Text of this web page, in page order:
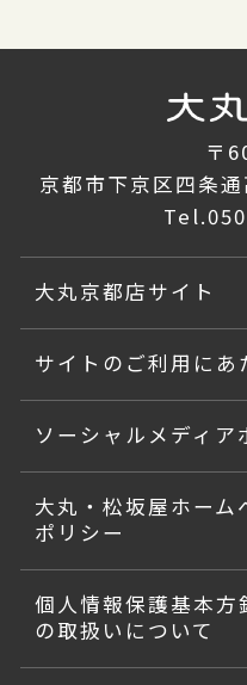
〒
京都市下京区四条
Tel.
大丸京都店サイト
サイトのご利用にあ
ソーシャルメディア
大丸・松坂屋ホーム
ポリシー
個人情報保護基本方
の取扱いについて